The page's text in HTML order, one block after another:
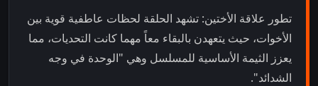
تطور علاقة الأختين: تشهد الحلقة لحظات عاطفية قوية بين
الأخوات، حيث يتعهدن بالبقاء معاً مهما كانت التحديات، مما
يعزز الثيمة الأساسية للمسلسل وهي "الوحدة في وجه
الشدائد".